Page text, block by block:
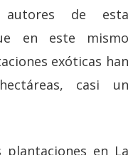
de esta
en este mismo
exóticas han
casi un
plantaciones en La